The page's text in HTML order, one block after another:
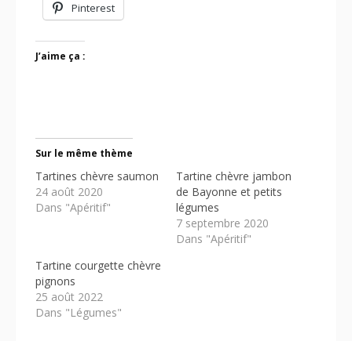
Pinterest
J’aime ça :
Sur le même thème
Tartines chèvre saumon
24 août 2020
Dans "Apéritif"
Tartine chèvre jambon
de Bayonne et petits
légumes
7 septembre 2020
Dans "Apéritif"
Tartine courgette chèvre
pignons
25 août 2022
Dans "Légumes"